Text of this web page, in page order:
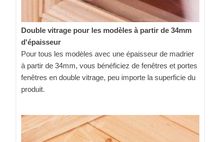
Double vitrage pour les modèles à partir de 34mm
d'épaisseur
Pour tous les modèles avec une épaisseur de madrier
à partir de 34mm, vous bénéficiez de fenêtres et portes
fenêtres en double vitrage, peu importe la superficie du
produit.